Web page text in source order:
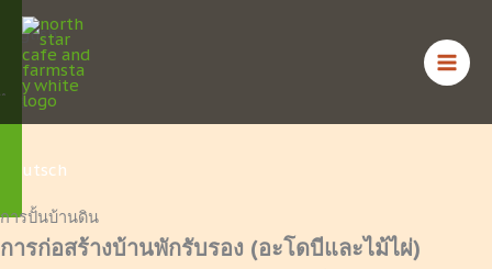
Skip
content
English
ไทย
Deutsch
การปั้นบ้านดิน
การก่อสร้างบ้านพักรับรอง (อะโดบีและไม้ไผ่)